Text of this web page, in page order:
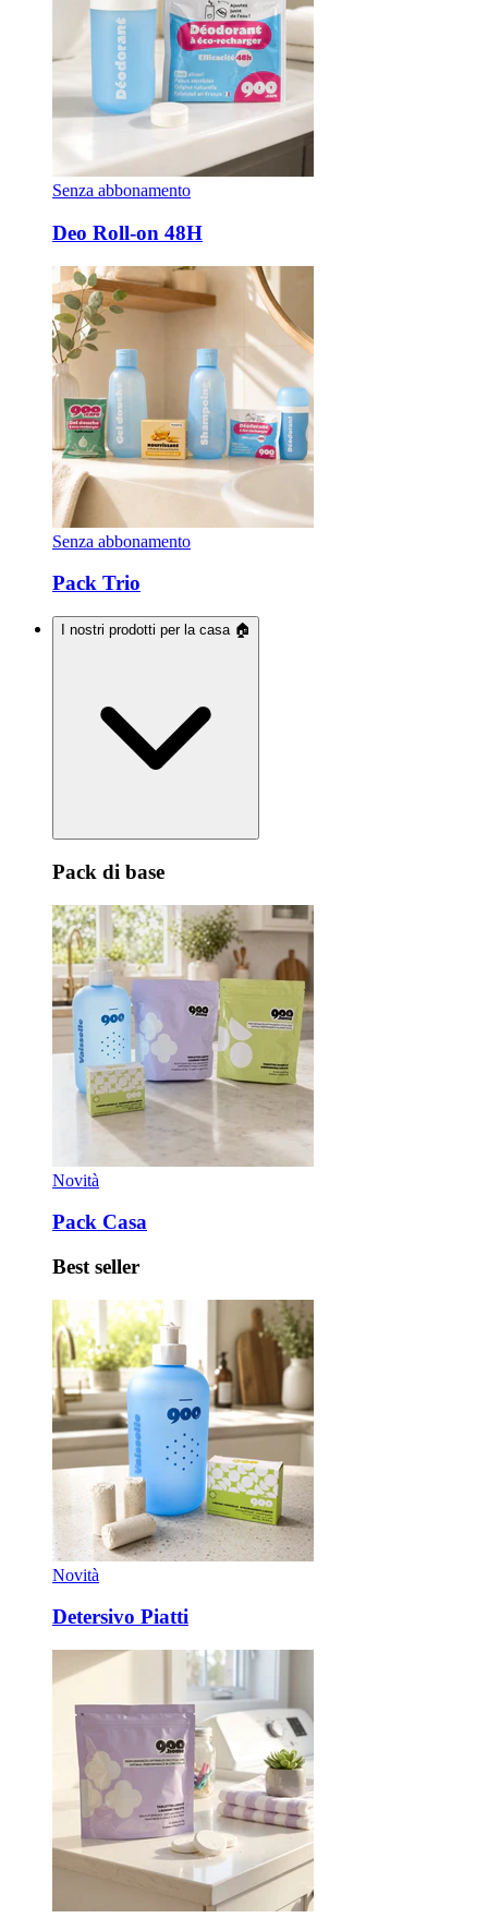
Senza abbonamento
Deo Roll-on 48H
Senza abbonamento
Pack Trio
I nostri prodotti per la casa 🏠
Pack di base
Novità
Pack Casa
Best seller
Novità
Detersivo Piatti